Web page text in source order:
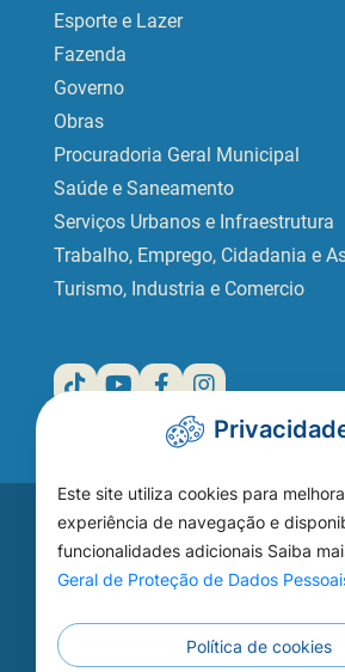
Esporte e Lazer
Fazenda
Governo
Obras
Procuradoria Geral Municipal
Saúde e Saneamento
Serviços Urbanos e Infraestrutura
Trabalho, Emprego, Cidadania e
Turismo, Industria e Comercio
Acesse
WEBMAIL
Este site utiliza cookies para
experiência de navegação e
funcionalidades adicionais Saiba
Geral de Proteção de Dados
Política de cookies